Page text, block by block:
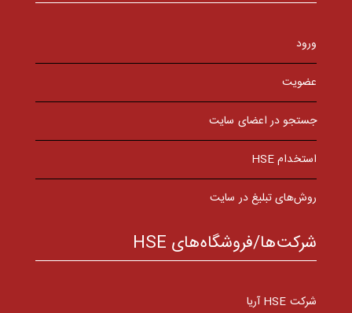
ورود
عضویت
جستجو در اعضای سایت
استخدام HSE
روش‌های تبلیغ در سایت
شرکت‌ها/فروشگاه‌های HSE
شرکت HSE آریا